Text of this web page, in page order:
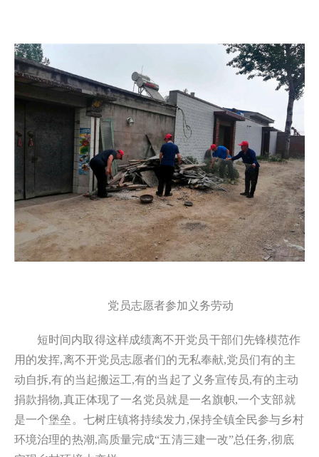
党员志愿者参加义务劳动
短时间内取得这样成绩离不开党员干部们先锋模范作
用的发挥,离不开党员志愿者们的无私奉献,党员们有的主
动自拆,有的当起搬运工,有的当起了义务宣传员,有的主动
捐款捐物,真正体现了一名党员就是一名旗帜,一个支部就
是一个堡垒。七树庄镇将持续发力,保持全镇全民参与乡村
环境治理的热潮,高质量完成“五清三建一改”总任务,彻底